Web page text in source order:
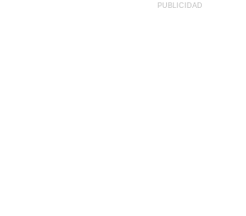
PUBLICIDAD